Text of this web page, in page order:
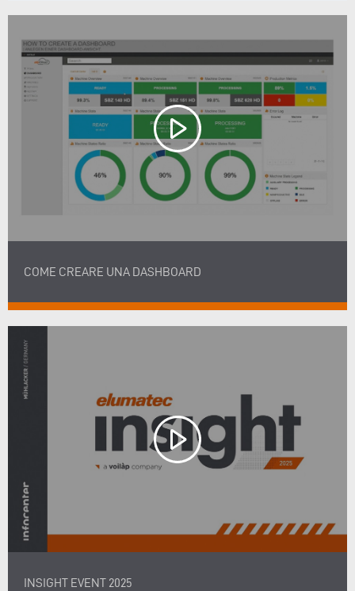
COME CREARE UNA DASHBOARD
INSIGHT EVENT 2025